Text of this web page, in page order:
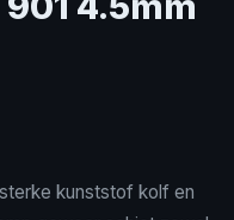
kunststof kolf en